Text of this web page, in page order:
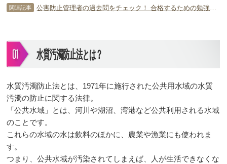
関連記事
水質汚濁防止法とは？
水質汚濁防止法とは、1971年に施行された公共用水域の水質
汚濁の防止に関する法律。
「公共水域」とは、河川や湖沼、湾港など公共利用される水域
のことです。
これらの水域の水は飲料のほかに、農業や漁業にも使われま
す。
つまり、公共水域が汚染されてしまえば、人が生活できなくな